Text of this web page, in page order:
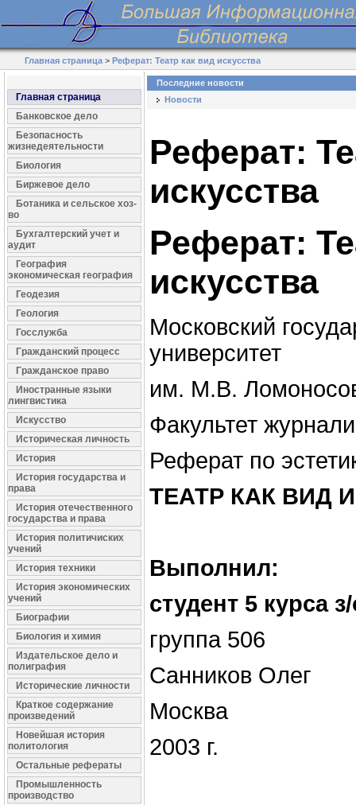
Главная страница >Реферат: Театр как вид искусства
Главная страница
Банковское дело
Безопасность
жизнедеятельности
Биология
Биржевое дело
Ботаника и сельское хоз-
во
Бухгалтерский учет и
аудит
География
экономическая география
Геодезия
Геология
Госслужба
Гражданский процесс
Гражданское право
Иностранные языки
лингвистика
Искусство
Историческая личность
История
История государства и
права
История отечественного
государства и права
История политичиских
учений
История техники
История экономических
учений
Биографии
Биология и химия
Издательское дело и
полиграфия
Исторические личности
Краткое содержание
произведений
Новейшая история
политология
Остальные рефераты
Промышленность
производство
Последние новости
Новости
Реферат:
искусства
Реферат:
искусства
Московский
университет
им. М.В.
Факультет
Реферат по
ТЕАТР КАК ВИД
Выполнил:
студент 5 курса
группа 506
Санников Олег
Москва
2003 г.